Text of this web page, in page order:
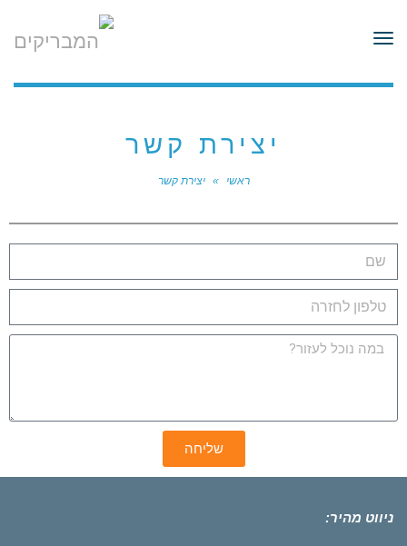
תפריט
יצירת קשר
ראשי » יצירת קשר
שליחה
ניווט מהיר: